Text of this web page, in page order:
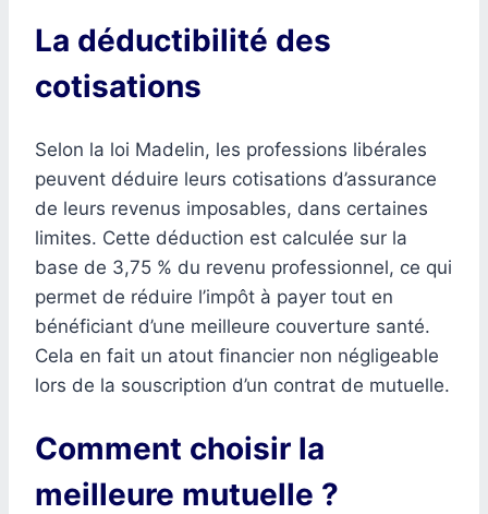
La déductibilité des
cotisations
Selon la loi Madelin, les professions libérales
peuvent déduire leurs cotisations d’assurance
de leurs revenus imposables, dans certaines
limites. Cette déduction est calculée sur la
base de 3,75 % du revenu professionnel, ce qui
permet de réduire l’impôt à payer tout en
bénéficiant d’une meilleure couverture santé.
Cela en fait un atout financier non négligeable
lors de la souscription d’un contrat de mutuelle.
Comment choisir la
meilleure mutuelle ?